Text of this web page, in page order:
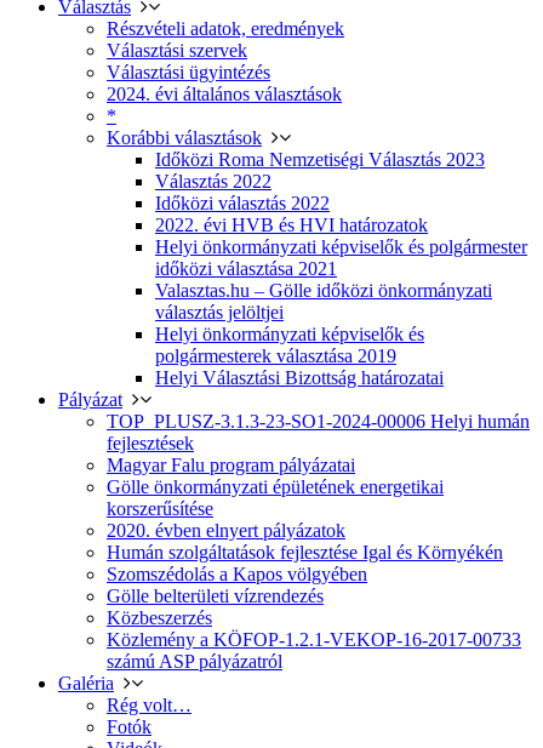
Választás
Részvételi adatok, eredmények
Választási szervek
Választási ügyintézés
2024. évi általános választások
*
Korábbi választások
Időközi Roma Nemzetiségi Választás 2023
Választás 2022
Időközi választás 2022
2022. évi HVB és HVI határozatok
Helyi önkormányzati képviselők és polgármester
időközi választása 2021
Valasztas.hu – Gölle időközi önkormányzati
választás jelöltjei
Helyi önkormányzati képviselők és
polgármesterek választása 2019
Helyi Választási Bizottság határozatai
Pályázat
TOP_PLUSZ-3.1.3-23-SO1-2024-00006 Helyi humán
fejlesztések
Magyar Falu program pályázatai
Gölle önkormányzati épületének energetikai
korszerűsítése
2020. évben elnyert pályázatok
Humán szolgáltatások fejlesztése Igal és Környékén
Szomszédolás a Kapos völgyében
Gölle belterületi vízrendezés
Közbeszerzés
Közlemény a KÖFOP-1.2.1-VEKOP-16-2017-00733
számú ASP pályázatról
Galéria
Rég volt…
Fotók